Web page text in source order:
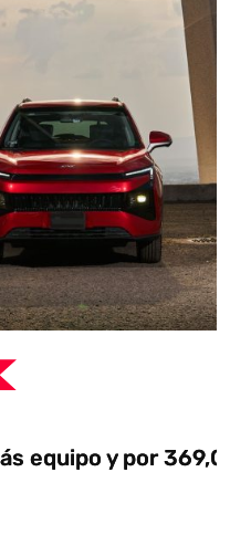
y por 369,000